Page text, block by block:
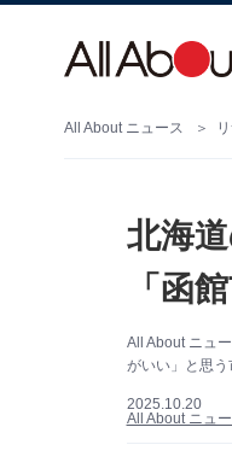
All About ニュース
北海
「函
All About ニュ
がいい」と思
2025.10.20
All About ニュ